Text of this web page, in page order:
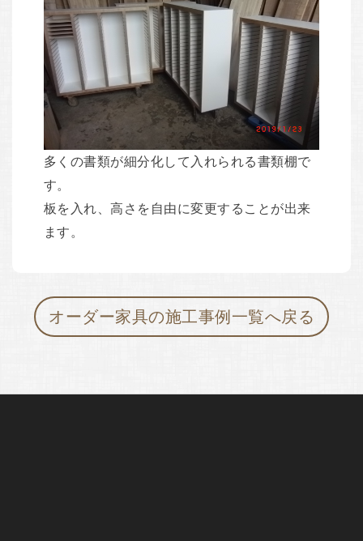
多くの書類が細分化して入れられる書類棚で
す。
板を入れ、高さを自由に変更することが出来
ます。
オーダー家具の施工事例一覧へ戻る